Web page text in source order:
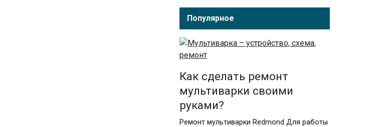
Популярное
Как сделать ремонт
мультиварки своими
руками?
Ремонт мультиварки Redmond Для работы